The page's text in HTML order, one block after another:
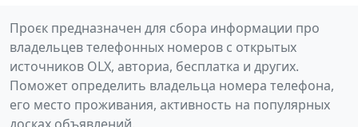
Проєк предназначен для сбора информации про
владельцев телефонных номеров с открытых
источников OLX, авториа, бесплатка и других.
Поможет определить владельца номера телефона,
его место проживания, активность на популярных